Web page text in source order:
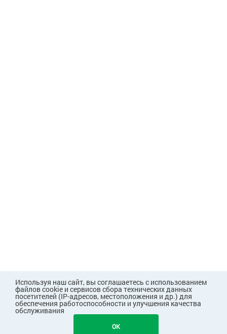
В КОРЗИНУ 2494
Используя наш сайт, вы соглашаетесь с использованием
файлов cookie и сервисов сбора технических данных
посетителей (IP-адресов, местоположения и др.) для
обеспечения работоспособности и улучшения качества
обслуживания
OK